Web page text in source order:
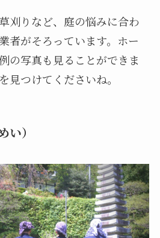
刈りなど、庭の悩みに合わ
者がそろっています。ホー
の写真も見ることができま
見つけてくださいね。
）